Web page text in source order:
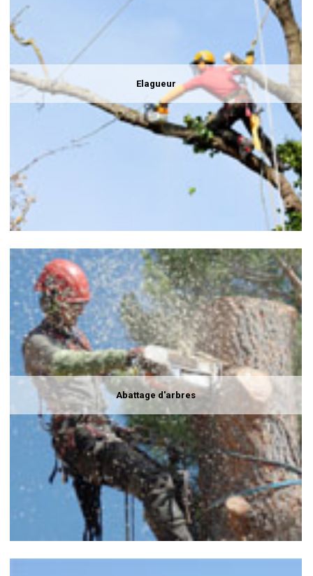
Elagueur
Abattage d'arbres